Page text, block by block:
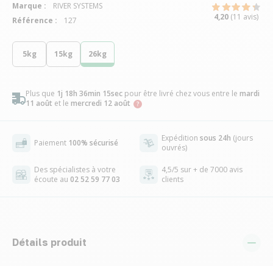
5kg 15kg 26kg
Plus que 1j 18h 36min 14sec pour être livré chez vous entre le mardi
11 août et le mercredi 12 août
Paiement 100% sécurisé Expédition sous 24h (jours
ouvrés)
Des spécialistes à votre
écoute au 02 52 59 77 03
4,5/5 sur + de 7000 avis
clients
Détails produit
Marque :
RIVER SYSTEMS
Référence :
127 4,20 (11 avis)